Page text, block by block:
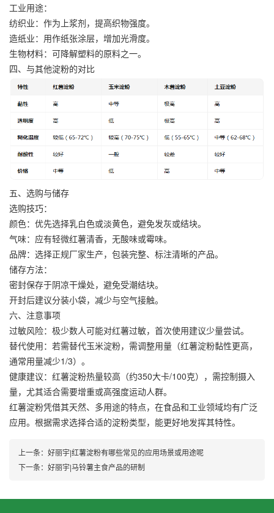
工业用途：
纺织业：作为上浆剂，提高织物强度。
造纸业：用作纸张涂层，增加光滑度。
生物材料：可降解塑料的原料之一。
四、与其他淀粉的对比
五、选购与储存
选购技巧：
颜色：优先选择乳白色或淡黄色，避免发灰或结块。
气味：应有轻微红薯清香，无酸味或霉味。
品牌：选择正规厂家生产，包装完整、标注清晰的产品。
储存方法：
密封保存于阴凉干燥处，避免受潮结块。
开封后建议分装小袋，减少与空气接触。
六、注意事项
过敏风险：极少数人可能对红薯过敏，首次使用建议少量尝试。
替代使用：若需替代玉米淀粉，需调整用量（红薯淀粉黏性更高，
通常用量减少1/3）。
健康建议：红薯淀粉热量较高（约350大卡/100克），需控制摄入
量，尤其适合需要增重或高强度运动人群。
红薯淀粉凭借其天然、多用途的特点，在食品和工业领域均有广泛
应用。根据需求选择合适的淀粉类型，能更好地发挥其特性。
上一条： 好丽宇|红薯淀粉有哪些常见的应用场景或用途呢
下一条： 好丽宇|马铃薯主食产品的研制